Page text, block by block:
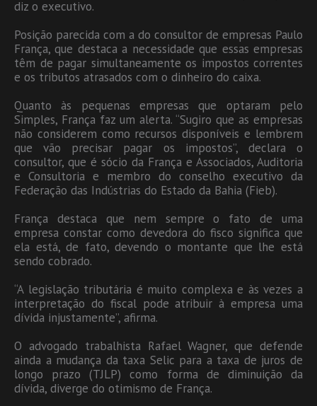
diz o executivo.
Posição parecida com a do consultor de empresas Paulo
França, que destaca a necessidade que essas empresas
têm de pagar simultaneamente os impostos correntes
e os tributos atrasados com o dinheiro do caixa.
Quanto às pequenas empresas que optaram pelo
Simples, França faz um alerta. “Sugiro que as empresas
não considerem como recursos disponíveis e lembrem
que vão precisar pagar os impostos”, declara o
consultor, que é sócio da França e Associados, Auditoria
e Consultoria e membro do conselho executivo da
Federação das Indústrias do Estado da Bahia (Fieb).
França destaca que nem sempre o fato de uma
empresa constar como devedora do fisco significa que
ela está, de fato, devendo o montante que lhe está
sendo cobrado.
“A legislação tributária é muito complexa e às vezes a
interpretação do fiscal pode atribuir à empresa uma
dívida injustamente”, afirma.
O advogado trabalhista Rafael Wagner, que defende
ainda a mudança da taxa Selic para a taxa de juros de
longo prazo (TJLP) como forma de diminuição da
dívida, diverge do otimismo de França.